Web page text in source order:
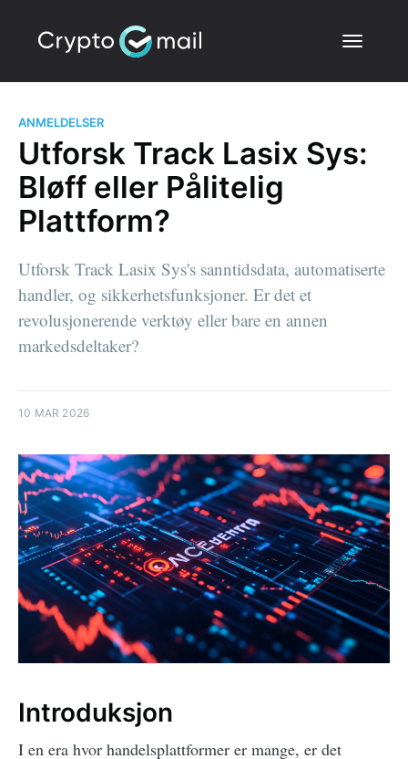
ANMELDELSER
Utforsk Track Lasix Sys:
Bløff eller Pålitelig
Plattform?
Utforsk Track Lasix Sys's sanntidsdata, automatiserte
handler, og sikkerhetsfunksjoner. Er det et
revolusjonerende verktøy eller bare en annen
markedsdeltaker?
10 MAR 2026
Introduksjon
I en era hvor handelsplattformer er mange, er det